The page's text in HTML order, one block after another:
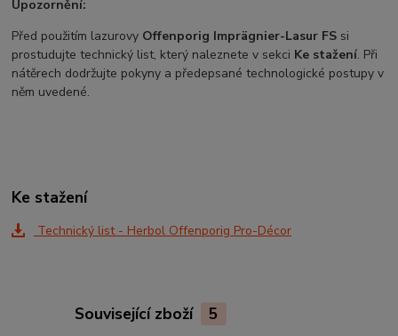
Upozornění:
Před použitím lazurovy Offenporig Imprägnier-Lasur FS si
prostudujte technický list, který naleznete v sekci Ke stažení. Při
nátěrech dodržujte pokyny a předepsané technologické postupy v
něm uvedené.
Ke stažení
Technický list - Herbol Offenporig Pro-Décor
Související zboží 5